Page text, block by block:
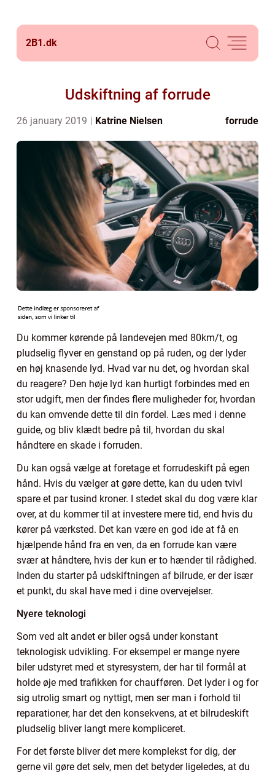
2B1.dk
Udskiftning af forrude
26 january 2019 Katrine Nielsen forrude
Du kommer kørende på landevejen med 80km/t, og
pludselig flyver en genstand op på ruden, og der lyder
en høj knasende lyd. Hvad var nu det, og hvordan skal
du reagere? Den høje lyd kan hurtigt forbindes med en
stor udgift, men der findes flere muligheder for, hvordan
du kan omvende dette til din fordel. Læs med i denne
guide, og bliv klædt bedre på til, hvordan du skal
håndtere en skade i forruden.
Du kan også vælge at foretage et forrudeskift på egen
hånd. Hvis du vælger at gøre dette, kan du uden tvivl
spare et par tusind kroner. I stedet skal du dog være klar
over, at du kommer til at investere mere tid, end hvis du
kører på værksted. Det kan være en god ide at få en
hjælpende hånd fra en ven, da en forrude kan være
svær at håndtere, hvis der kun er to hænder til rådighed.
Inden du starter på udskiftningen af bilrude, er der især
et punkt, du skal have med i dine overvejelser.
Nyere teknologi
Som ved alt andet er biler også under konstant
teknologisk udvikling. For eksempel er mange nyere
biler udstyret med et styresystem, der har til formål at
holde øje med trafikken for chaufføren. Det lyder i og for
sig utrolig smart og nyttigt, men ser man i forhold til
reparationer, har det den konsekvens, at et bilrudeskift
pludselig bliver langt mere kompliceret.
For det første bliver det mere komplekst for dig, der
gerne vil gøre det selv, men det betyder ligeledes, at du